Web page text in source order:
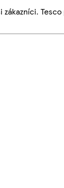
zákazníci.